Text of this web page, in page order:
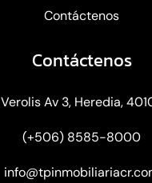
Contáctenos
Contáctenos
Verolis Av 3, Heredia,
(+506) 8585-8000